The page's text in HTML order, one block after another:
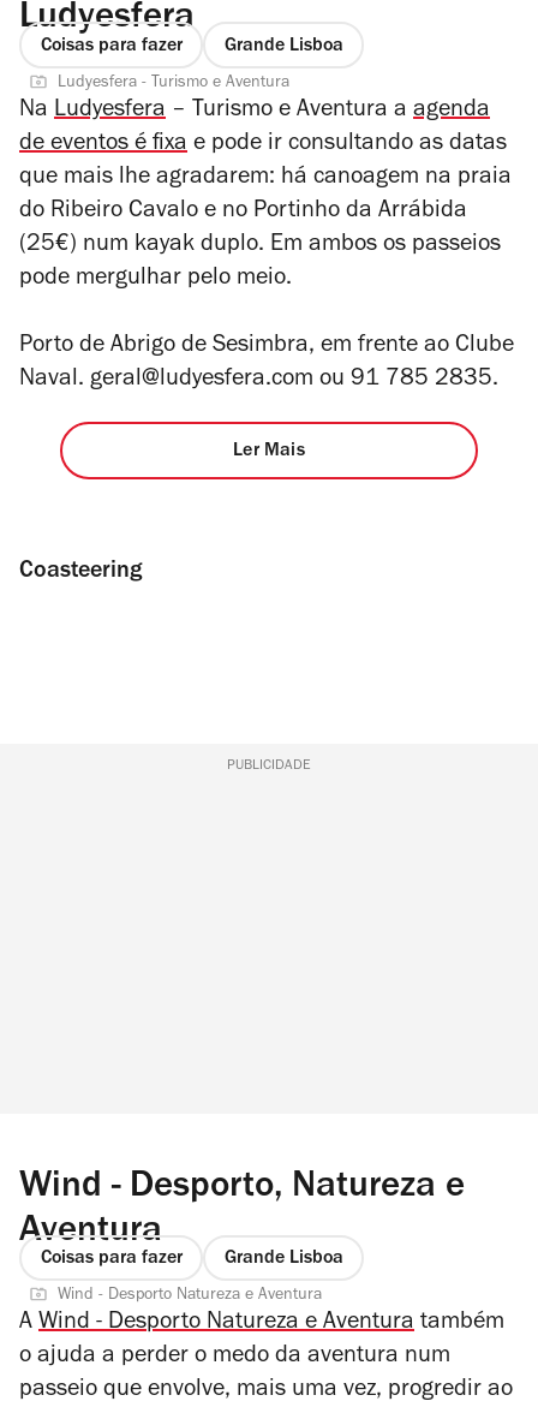
Ludyesfera
Coisas para fazer Grande Lisboa
Ludyesfera - Turismo e Aventura
Na Ludyesfera – Turismo e Aventura a agenda
de eventos é fixa e pode ir consultando as datas
que mais lhe agradarem: há canoagem na praia
do Ribeiro Cavalo e no Portinho da Arrábida
(25€) num kayak duplo. Em ambos os passeios
pode mergulhar pelo meio.
Porto de Abrigo de Sesimbra, em frente ao Clube
Naval. geral@ludyesfera.com ou 91 785 2835.
Ler Mais
Coasteering
PUBLICIDADE
Wind - Desporto, Natureza e
Aventura
Coisas para fazer Grande Lisboa
Wind - Desporto Natureza e Aventura
A Wind - Desporto Natureza e Aventura também
o ajuda a perder o medo da aventura num
passeio que envolve, mais uma vez, progredir ao